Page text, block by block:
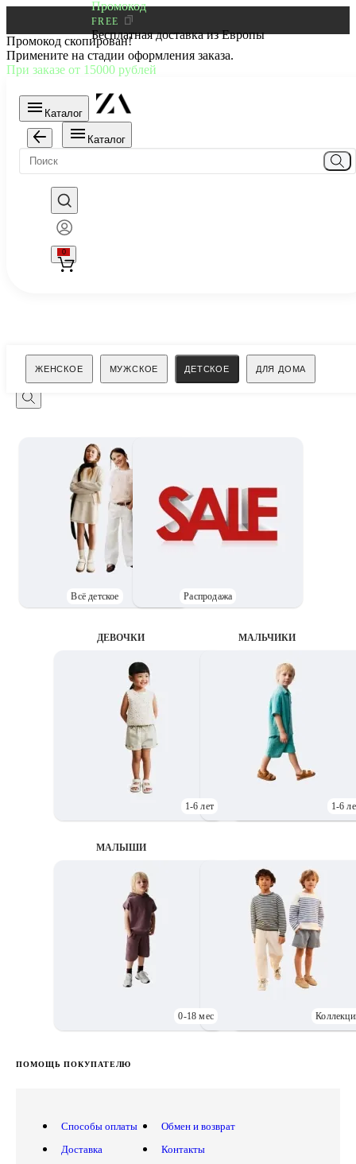
Промокод
FREE
Бесплатная доставка из Европы
Промокод скопирован!
Примените на стадии оформления заказа.
При заказе от 15000 рублей
Каталог
Каталог
0
ЖЕНСКОЕ МУЖСКОЕ ДЕТСКОЕ ДЛЯ ДОМА
Поиск
Всё детское Распродажа
ДЕВОЧКИ
1-6 лет
MАЛЬЧИКИ
1-6
МАЛЫШИ
0-18 мес
ПОМОЩЬ ПОКУПАТЕЛЮ
Способы оплаты
Доставка
Обмен и возврат
Контакты